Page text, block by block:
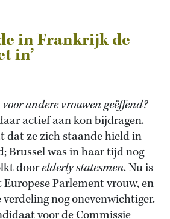
in Frankrijk de
in’
andere vrouwen geëffend?
actief aan kon bijdragen.
dat ze zich staande hield in
Brussel was in haar tijd nog
doorelderly statesmen. Nu is
Parlement vrouw, en
nog onevenwichtiger.
voor de Commissie